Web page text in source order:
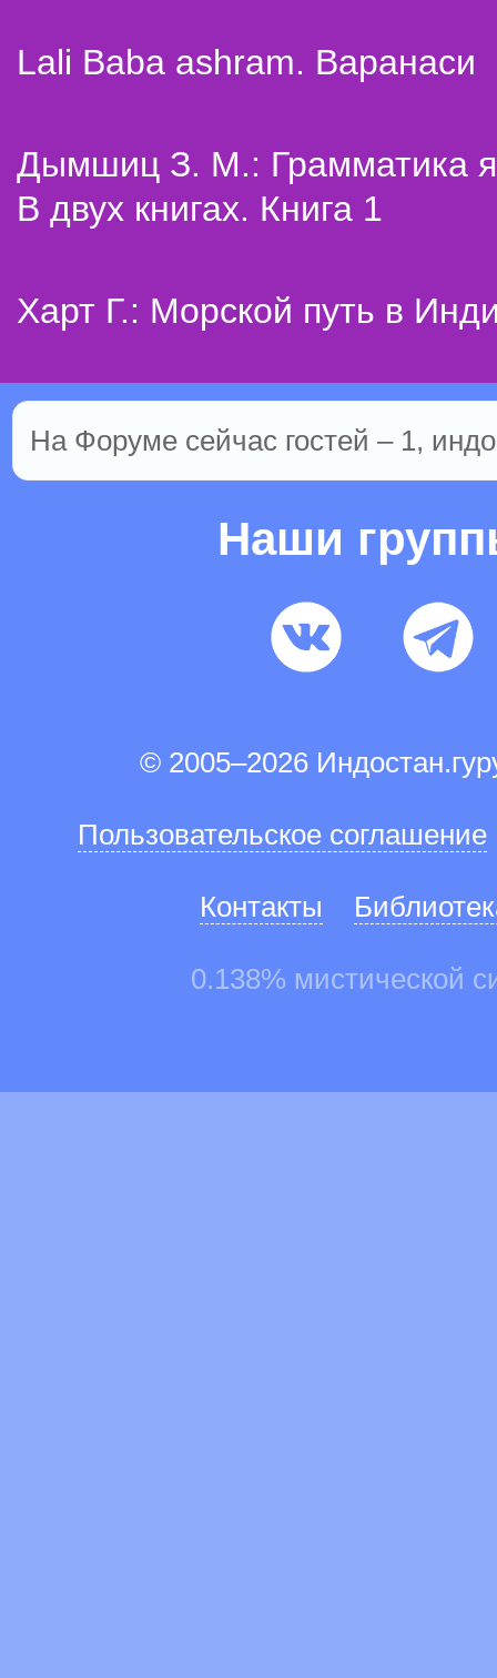
Lali Baba ashram. Варанаси
Дымшиц З. М.: Грамматика
В двух книгах. Книга 1
Харт Г.: Морской путь в
На Форуме сейчас гостей – 1,
Наши
© 2005–2026
Пользовательское соглашение
Контакты
0.138% мистической